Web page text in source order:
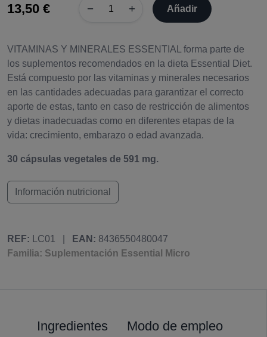
13,50 € − + Añadir
VITAMINAS Y MINERALES ESSENTIAL forma parte de
los suplementos recomendados en la dieta Essential Diet.
Está compuesto por las vitaminas y minerales necesarios
en las cantidades adecuadas para garantizar el correcto
aporte de estas, tanto en caso de restricción de alimentos
y dietas inadecuadas como en diferentes etapas de la
vida: crecimiento, embarazo o edad avanzada.
30 cápsulas vegetales de 591 mg.
Información nutricional
REF: LC01 EAN: 8436550480047
Familia: Suplementación Essential Micro
Ingredientes
Modo de empleo